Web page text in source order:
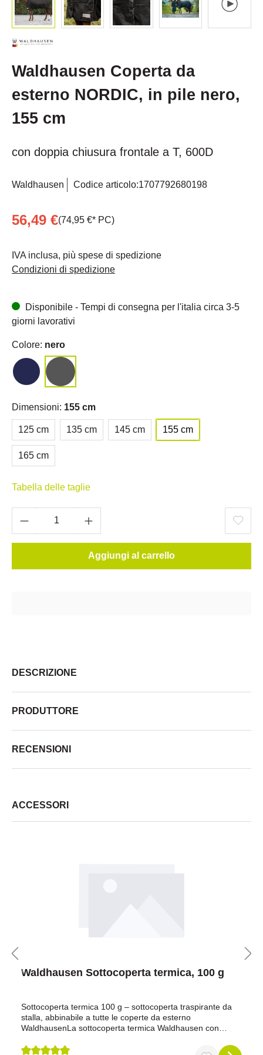
Waldhausen Coperta da
esterno NORDIC, in pile nero,
155 cm
con doppia chiusura frontale a T, 600D
Waldhausen Codice articolo:1707792680198
56,49 €(74,95 €* PC)
IVA inclusa, più spese di spedizione
Condizioni di spedizione
Disponibile - Tempi di consegna per l'italia circa 3-5
giorni lavorativi
Colore: nero
Dimensioni: 155 cm
125 cm 135 cm 145 cm 155 cm
165 cm
Tabella delle taglie
Aggiungi al carrello
DESCRIZIONE
PRODUTTORE
RECENSIONI
ACCESSORI
Waldhausen Sottocoperta termica, 100 g
Sottocoperta termica 100 g – sottocoperta traspirante da
stalla, abbinabile a tutte le coperte da esterno
WaldhausenLa sottocoperta termica Waldhausen con
desideri offrire al tuo cavallo uno strato leggero ma